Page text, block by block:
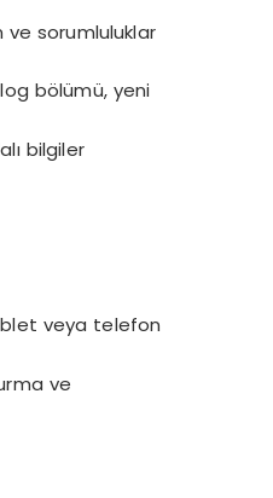
sorumluluklar
bölümü, yeni
bilgiler
veya telefon
ve